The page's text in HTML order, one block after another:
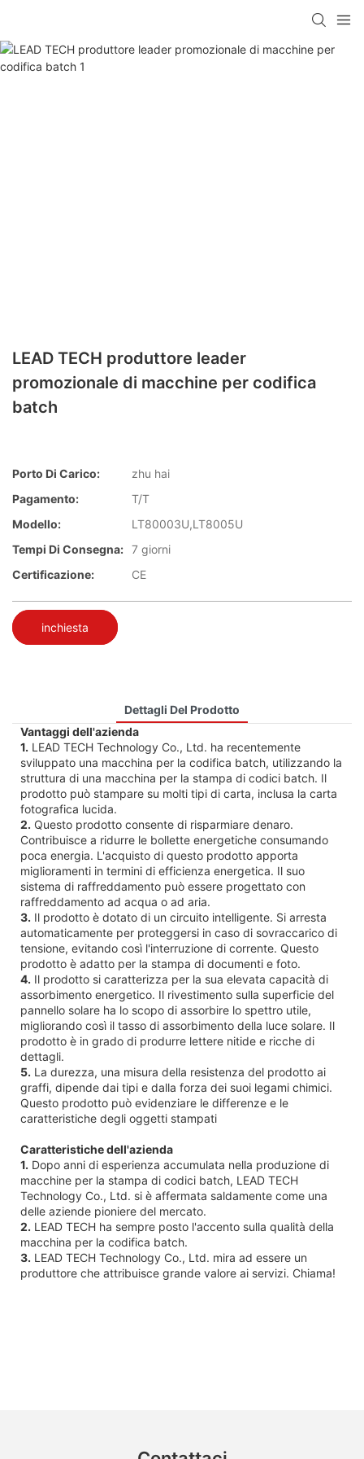
LEAD TECH produttore leader
promozionale di macchine per codifica
batch
Porto Di Carico:
zhu hai
Pagamento:
T/T
Modello:
LT80003U,LT8005U
Tempi Di Consegna: 7 giorni
Certificazione:
CE
inchiesta
Dettagli Del Prodotto
Vantaggi dell'azienda
1. LEAD TECH Technology Co., Ltd. ha recentemente
sviluppato una macchina per la codifica batch, utilizzando la
struttura di una macchina per la stampa di codici batch. Il
prodotto può stampare su molti tipi di carta, inclusa la carta
fotografica lucida.
2. Questo prodotto consente di risparmiare denaro.
Contribuisce a ridurre le bollette energetiche consumando
poca energia. L'acquisto di questo prodotto apporta
miglioramenti in termini di efficienza energetica. Il suo
sistema di raffreddamento può essere progettato con
raffreddamento ad acqua o ad aria.
3. Il prodotto è dotato di un circuito intelligente. Si arresta
automaticamente per proteggersi in caso di sovraccarico di
tensione, evitando così l'interruzione di corrente. Questo
prodotto è adatto per la stampa di documenti e foto.
4. Il prodotto si caratterizza per la sua elevata capacità di
assorbimento energetico. Il rivestimento sulla superficie del
pannello solare ha lo scopo di assorbire lo spettro utile,
migliorando così il tasso di assorbimento della luce solare. Il
prodotto è in grado di produrre lettere nitide e ricche di
dettagli.
5. La durezza, una misura della resistenza del prodotto ai
graffi, dipende dai tipi e dalla forza dei suoi legami chimici.
Questo prodotto può evidenziare le differenze e le
caratteristiche degli oggetti stampati
Caratteristiche dell'azienda
1. Dopo anni di esperienza accumulata nella produzione di
macchine per la stampa di codici batch, LEAD TECH
Technology Co., Ltd. si è affermata saldamente come una
delle aziende pioniere del mercato.
2. LEAD TECH ha sempre posto l'accento sulla qualità della
macchina per la codifica batch.
3. LEAD TECH Technology Co., Ltd. mira ad essere un
produttore che attribuisce grande valore ai servizi. Chiama!